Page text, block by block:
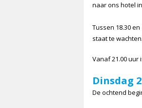
naar ons hotel
Tussen 18.30
staat te
Vanaf 21.00 uur
Dinsdag
De ochtend